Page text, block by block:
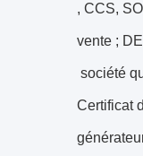
, CCS,
vente ;
société
Certificat